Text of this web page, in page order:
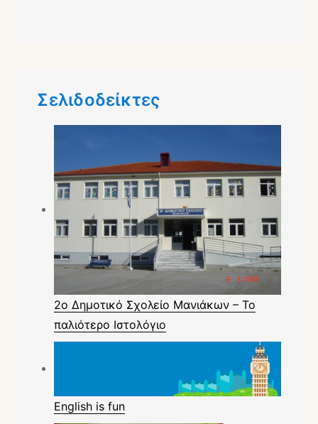
Σελιδοδείκτες
2ο Δημοτικό Σχολείο Μανιάκων – Το
παλιότερο Ιστολόγιο
English is fun